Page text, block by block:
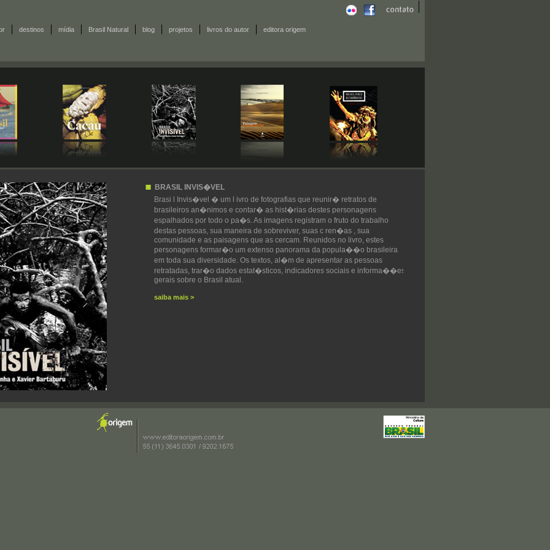
destinos mídia Brasil Natural blog projetos livros do autor editora origem
BRASIL INVIS�VEL
Brasi l Invis�vel � um l ivro de fotografias que reunir� retratos de
brasileiros an�nimos e contar� as hist�rias destes personagens
espalhados por todo o pa�s. As imagens registram o fruto do trabalho
destas pessoas, sua maneira de sobreviver, suas c ren�as , sua
comunidade e as paisagens que as cercam. Reunidos no livro, estes
personagens formar�o um extenso panorama da popula��o brasileira
em toda sua diversidade. Os textos, al�m de apresentar as pessoas
retratadas, trar�o dados estat�sticos, indicadores sociais e informa��es
gerais sobre o Brasil atual.
saiba mais >